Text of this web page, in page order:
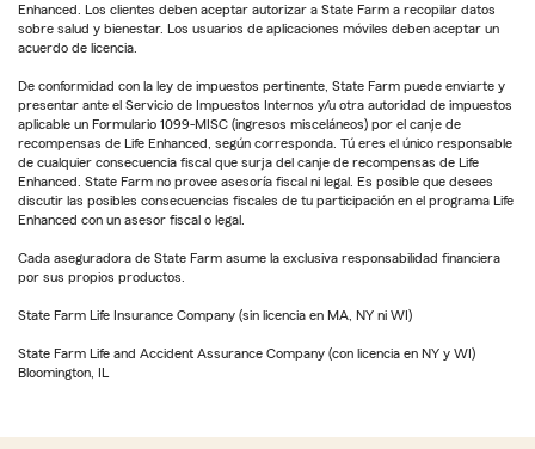
Enhanced. Los clientes deben aceptar autorizar a State Farm a recopilar datos
sobre salud y bienestar. Los usuarios de aplicaciones móviles deben aceptar un
acuerdo de licencia.
De conformidad con la ley de impuestos pertinente, State Farm puede enviarte y
presentar ante el Servicio de Impuestos Internos y/u otra autoridad de impuestos
aplicable un Formulario 1099-MISC (ingresos misceláneos) por el canje de
recompensas de Life Enhanced, según corresponda. Tú eres el único responsable
de cualquier consecuencia fiscal que surja del canje de recompensas de Life
Enhanced. State Farm no provee asesoría fiscal ni legal. Es posible que desees
discutir las posibles consecuencias fiscales de tu participación en el programa Life
Enhanced con un asesor fiscal o legal.
Cada aseguradora de State Farm asume la exclusiva responsabilidad financiera
por sus propios productos.
State Farm Life Insurance Company (sin licencia en MA, NY ni WI)
State Farm Life and Accident Assurance Company (con licencia en NY y WI)
Bloomington, IL